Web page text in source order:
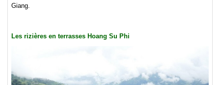
Giang.
Les rizières en terrasses Hoang Su Phi